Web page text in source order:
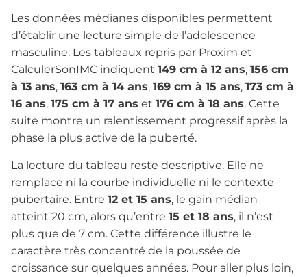
Les données médianes disponibles permettent
d’établir une lecture simple de l’adolescence
masculine. Les tableaux repris par Proxim et
CalculerSonIMC indiquent 149 cm à 12 ans, 156 cm
à 13 ans, 163 cm à 14 ans, 169 cm à 15 ans, 173 cm à
16 ans, 175 cm à 17 ans et 176 cm à 18 ans. Cette
suite montre un ralentissement progressif après la
phase la plus active de la puberté.
La lecture du tableau reste descriptive. Elle ne
remplace ni la courbe individuelle ni le contexte
pubertaire. Entre 12 et 15 ans, le gain médian
atteint 20 cm, alors qu’entre 15 et 18 ans, il n’est
plus que de 7 cm. Cette différence illustre le
caractère très concentré de la poussée de
croissance sur quelques années. Pour aller plus loin,